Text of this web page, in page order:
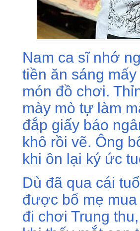
Nam ca sĩ nhớ
tiền ăn sáng
món đồ chơi.
mày mò tự làm
đắp giấy báo
khô rồi vẽ. Ông
khi ôn lại ký ức
Dù đã qua cái
được bố mẹ
đi chơi Trung